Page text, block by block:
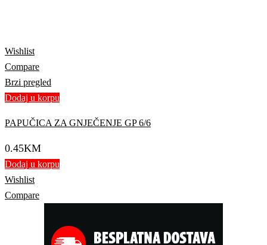
Wishlist
Compare
Brzi pregled
Dodaj u korpu
PAPUČICA ZA GNJEČENJE GP 6/6
0.45KM
Dodaj u korpu
Wishlist
Compare